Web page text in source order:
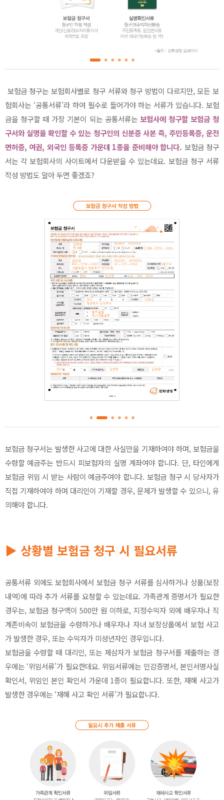
보험금 청구는 보험회사별로 청구 서류와 청구 방법이 다르지만, 모든 보
험회사는 ‘공통서류’라 하여 필수로 들어가야 하는 서류가 있습니다. 보험
금을 청구할 때 가장 기본이 되는 공통서류는 보험사에 청구할 보험금 청
구서와 실명을 확인할 수 있는 청구인의 신분증 사본 즉, 주민등록증, 운전
면허증, 여권, 외국인 등록증 가운데 1종을 준비해야 합니다. 보험금 청구
서는 각 보험회사의 사이트에서 다운받을 수 있는데요. 보험금 청구 서류
작성 방법도 알아 두면 좋겠죠?
보험금 청구서는 발생한 사고에 대한 사실만을 기재하여야 하며, 보험금을
수령할 예금주는 반드시 피보험자의 실명 계좌여야 합니다. 단, 타인에게
보험금 위임 시 받는 사람이 예금주여야 합니다. 보험금 청구 시 당사자가
직접 기재하여야 하며 대리인이 기재할 경우, 문제가 발생할 수 있으니, 유
의해야 합니다.
▶ 상황별 보험금 청구 시 필요서류
공통서류 외에도 보험회사에서 보험금 청구 서류를 심사하거나 상품(보장
내역)에 따라 추가 서류를 요청할 수 있는데요. 가족관계 증명서가 필요한
경우는, 보험금 청구액이 500만 원 이하로, 지정수익자 외에 배우자나 직
계존비속이 보험금을 수령하거나 배우자나 자녀 보장상품에서 보험 사고
가 발생한 경우, 또는 수익자가 미성년자인 경우입니다.
보험금을 수령할 때 대리인, 또는 제삼자가 보험금 청구서를 제출하는 경
우에는 ‘위임서류’가 필요한데요. 위임서류에는 인감증명서, 본인서명사실
확인서, 위임인 본인 확인서 가운데 1종이 필요합니다. 또한, 재해 사고가
발생한 경우에는 ‘재해 사고 확인 서류’가 필요합니다.